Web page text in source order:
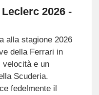
2026 -
alla stagione 2026
della Ferrari in
velocità e un
Scuderia.
fedelmente il